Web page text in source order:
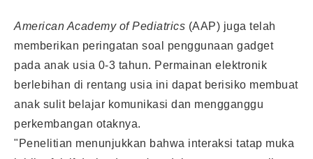
American Academy of Pediatrics (AAP) juga telah
memberikan peringatan soal penggunaan gadget
pada anak usia 0-3 tahun. Permainan elektronik
berlebihan di rentang usia ini dapat berisiko membuat
anak sulit belajar komunikasi dan mengganggu
perkembangan otaknya.
"Penelitian menunjukkan bahwa interaksi tatap muka